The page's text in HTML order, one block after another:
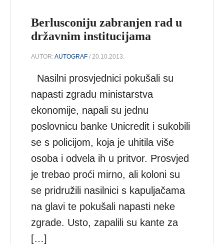
Berlusconiju zabranjen rad u
državnim institucijama
AUTOR:AUTOGRAF / 20.10.2013.
Nasilni prosvjednici pokušali su
napasti zgradu ministarstva
ekonomije, napali su jednu
poslovnicu banke Unicredit i sukobili
se s policijom, koja je uhitila više
osoba i odvela ih u pritvor. Prosvjed
je trebao proći mirno, ali koloni su
se pridružili nasilnici s kapuljačama
na glavi te pokušali napasti neke
zgrade. Usto, zapalili su kante za
[…]